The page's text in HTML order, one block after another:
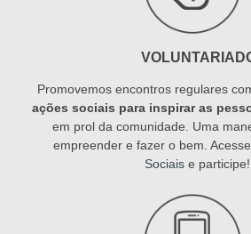
Promovemos encontros regulares
ações sociais para inspirar as
em prol da comunidade. Uma
empreender e fazer o bem.
Sociaise participe!